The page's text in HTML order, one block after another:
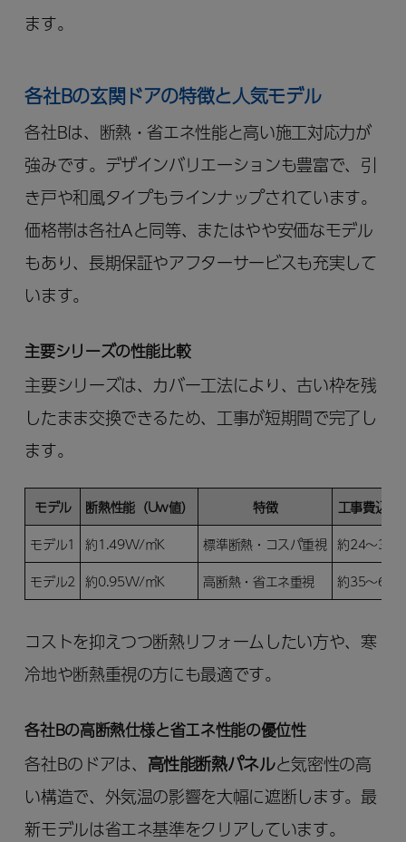
ます。
各社Bの玄関ドアの特徴と人気モデル
各社Bは、断熱・省エネ性能と高い施工対応力が
強みです。デザインバリエーションも豊富で、引
き戸や和風タイプもラインナップされています。
価格帯は各社Aと同等、またはやや安価なモデル
もあり、長期保証やアフターサービスも充実して
います。
主要シリーズの性能比較
主要シリーズは、カバー工法により、古い枠を残
したまま交換できるため、工事が短期間で完了し
ます。
モデル 断熱性能（Uw値） 特徴
工事費込価
モデル1
約1.49W/㎡K 標準断熱・コスパ重視 約24～38
モデル2 約0.95W/㎡K 高断熱・省エネ重視 約35～60
コストを抑えつつ断熱リフォームしたい方や、寒
冷地や断熱重視の方にも最適です。
各社Bの高断熱仕様と省エネ性能の優位性
各社Bのドアは、 高性能断熱パネルと気密性の高
い構造で、外気温の影響を大幅に遮断します。最
新モデルは省エネ基準をクリアしています。